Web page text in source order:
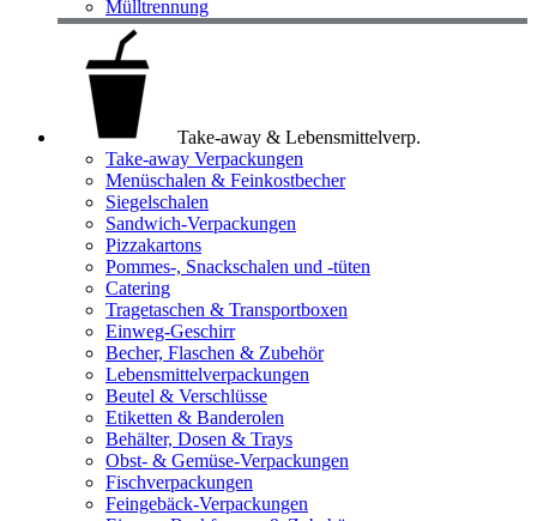
Mülltrennung
Take-away & Lebensmittelverp.
Take-away Verpackungen
Menüschalen & Feinkostbecher
Siegelschalen
Sandwich-Verpackungen
Pizzakartons
Pommes-, Snackschalen und -tüten
Catering
Tragetaschen & Transportboxen
Einweg-Geschirr
Becher, Flaschen & Zubehör
Lebensmittelverpackungen
Beutel & Verschlüsse
Etiketten & Banderolen
Behälter, Dosen & Trays
Obst- & Gemüse-Verpackungen
Fischverpackungen
Feingebäck-Verpackungen